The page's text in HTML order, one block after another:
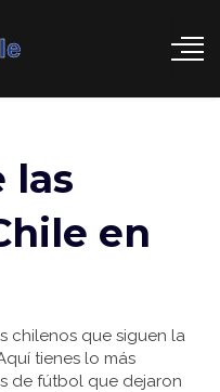
las
en
chilenos que siguen la
tienes lo más
de fútbol que dejaron